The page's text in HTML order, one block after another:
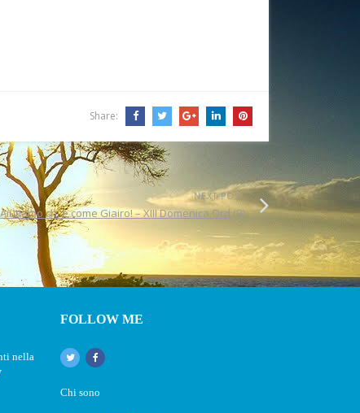
Share:
NEXT POST
Aiutiamo chi è come Giairo! – XIII Domenica Ord (B)
nella
FOLLOW ME
Chi sono